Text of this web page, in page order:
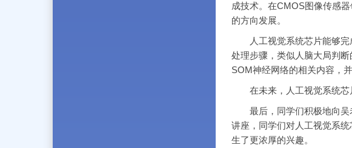
成技术。在CMOS图像传感
的方向发展。
人工视觉系统芯片能够完
处理步骤，类似人脑大局判
SOM神经网络的相关内容，
在未来，人工视觉系统芯
最后，同学们积极地向吴
讲座，同学们对人工视觉系
生了更浓厚的兴趣。